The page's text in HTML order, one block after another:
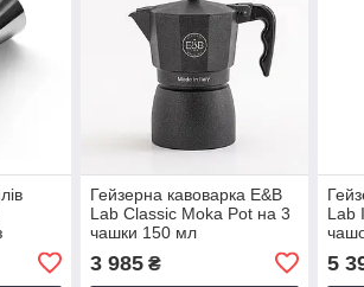
Гейзерна кавоварка E&B
Lab Classic Moka Pot на 3
чашки 150 мл
3 985₴
Lab
5